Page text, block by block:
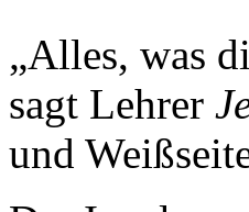
„Alles, was
sagt Lehrer
und